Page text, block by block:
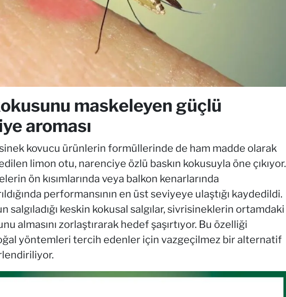
maskeleyen güçlü
aroması
kovucu ürünlerin formüllerinde de ham madde olarak
limon otu, narenciye özlü baskın kokusuyla öne çıkıyor.
ön kısımlarında veya balkon kenarlarında
performansının en üst seviyeye ulaştığı kaydedildi.
salgıladığı keskin kokusal salgılar, sivrisineklerin ortamdaki
almasını zorlaştırarak hedef şaşırtıyor. Bu özelliği
yöntemleri tercih edenler için vazgeçilmez bir alternatif